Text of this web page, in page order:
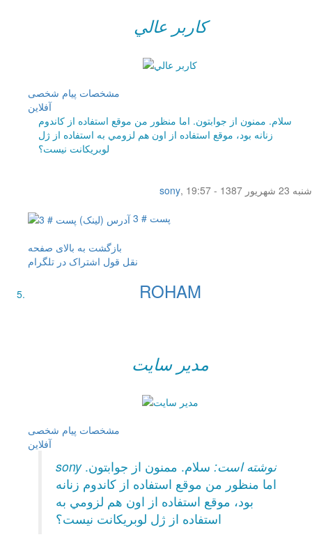
کاربر عالي
مشخصات پیام شخصی
آفلاين
سلام. ممنون از جوابتون. اما منظور من موقع استفاده از كاندوم
زنانه بود، موقع استفاده از اون هم لزومي به استفاده از ژل
لوبريكانت نيست؟
sony,
شنبه 23 شهریور 1387 - 19:57
پست # 3
بازگشت به بالای صفحه
نقل قول اشتراک در تلگرام
ROHAM
مدیر سایت
مشخصات پیام شخصی
آفلاين
sony نوشته است: سلام. ممنون از جوابتون.
اما منظور من موقع استفاده از كاندوم زنانه
بود، موقع استفاده از اون هم لزومي به
استفاده از ژل لوبريكانت نيست؟